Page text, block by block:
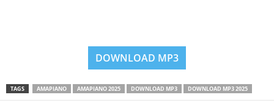
DOWNLOAD MP3
TAGS AMAPIANO AMAPIANO 2025 DOWNLOAD MP3 DOWNLOAD MP3 2025